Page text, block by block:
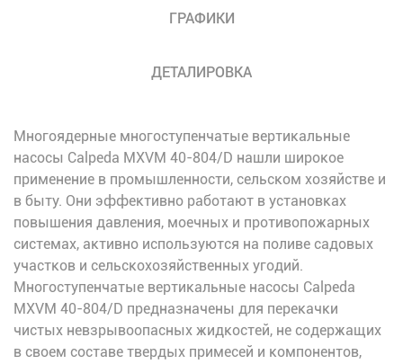
ГРАФИКИ
ДЕТАЛИРОВКА
Многоядерные многоступенчатые вертикальные
насосы Calpeda MXVM 40-804/D нашли широкое
применение в промышленности, сельском хозяйстве и
в быту. Они эффективно работают в установках
повышения давления, моечных и противопожарных
системах, активно используются на поливе садовых
участков и сельскохозяйственных угодий.
Многоступенчатые вертикальные насосы Calpeda
MXVM 40-804/D предназначены для перекачки
чистых невзрывоопасных жидкостей, не содержащих
в своем составе твердых примесей и компонентов,